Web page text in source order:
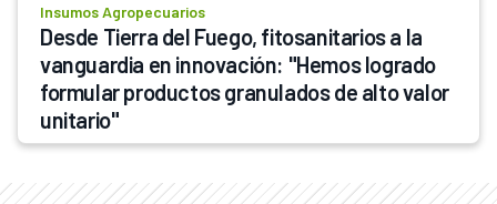
Insumos Agropecuarios
Desde Tierra del Fuego, fitosanitarios a la
vanguardia en innovación: "Hemos logrado
formular productos granulados de alto valor
unitario"